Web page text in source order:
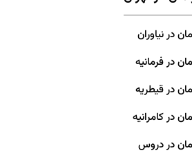
در نیاوران
در فرمانیه
در قیطریه
در کامرانیه
در دروس